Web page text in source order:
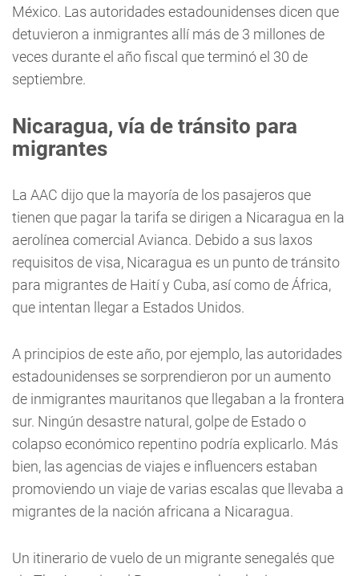
México. Las autoridades estadounidenses dicen que
detuvieron a inmigrantes allí más de 3 millones de
veces durante el año fiscal que terminó el 30 de
septiembre.
Nicaragua, vía de tránsito para
migrantes
La AAC dijo que la mayoría de los pasajeros que
tienen que pagar la tarifa se dirigen a Nicaragua en la
aerolínea comercial Avianca. Debido a sus laxos
requisitos de visa, Nicaragua es un punto de tránsito
para migrantes de Haití y Cuba, así como de África,
que intentan llegar a Estados Unidos.
A principios de este año, por ejemplo, las autoridades
estadounidenses se sorprendieron por un aumento
de inmigrantes mauritanos que llegaban a la frontera
sur. Ningún desastre natural, golpe de Estado o
colapso económico repentino podría explicarlo. Más
bien, las agencias de viajes e influencers estaban
promoviendo un viaje de varias escalas que llevaba a
migrantes de la nación africana a Nicaragua.
Un itinerario de vuelo de un migrante senegalés que